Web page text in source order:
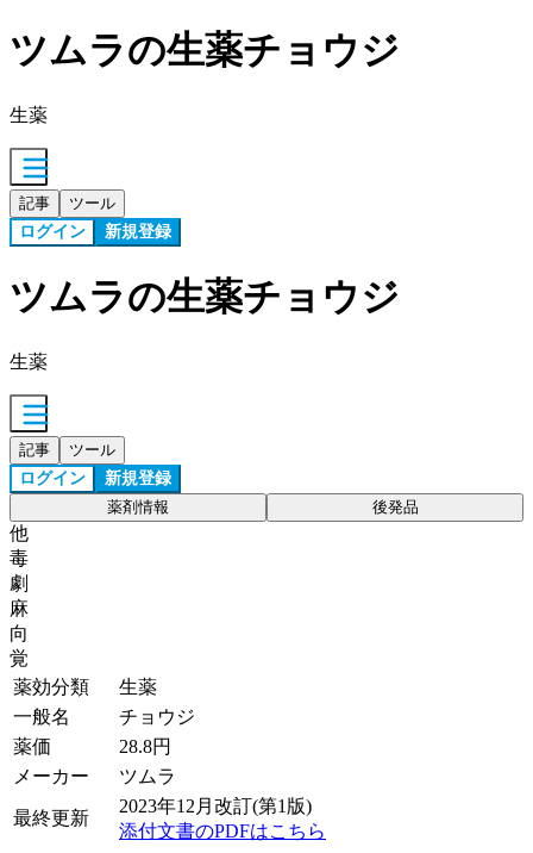
ツムラの生薬チョウジ
生薬
記事 ツール
ログイン 新規登録
ツムラの生薬チョウジ
生薬
記事 ツール
ログイン 新規登録
薬剤情報 後発品
他
毒
劇
麻
向
覚
薬効分類
生薬
一般名
チョウジ
薬価
28.8円
メーカー
ツムラ
最終更新
2023年12月改訂(第1版)
添付文書のPDFはこちら